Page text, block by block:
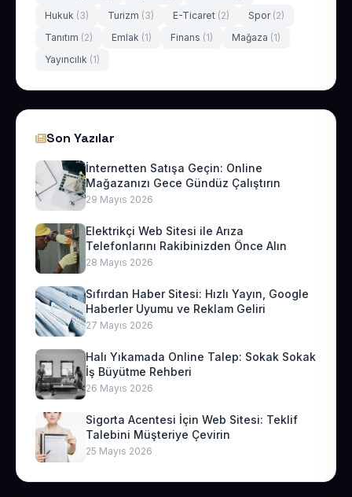
Hukuk (3) Turizm (3) E-Ticaret (2) Spor (2)
Tanıtım (2) Emlak (1) Finans (1) Mağaza (1)
Yayıncılık (1)
Son Yazılar
İnternetten Satışa Geçin: Online
Mağazanızı Gece Gündüz Çalıştırın
29 Mayıs 2026
Elektrikçi Web Sitesi ile Arıza
Telefonlarını Rakibinizden Önce Alın
28 Mayıs 2026
Sıfırdan Haber Sitesi: Hızlı Yayın, Google
Haberler Uyumu ve Reklam Geliri
27 Mayıs 2026
Halı Yıkamada Online Talep: Sokak Sokak
İş Büyütme Rehberi
26 Mayıs 2026
Sigorta Acentesi İçin Web Sitesi: Teklif
Talebini Müşteriye Çevirin
25 Mayıs 2026